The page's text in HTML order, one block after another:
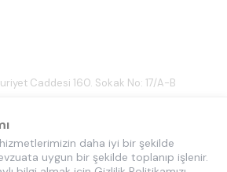
Caddesi 160. Sokak No: 17/A-B
daha iyi bir şekilde
uygun bir şekilde toplanıp işlenir.